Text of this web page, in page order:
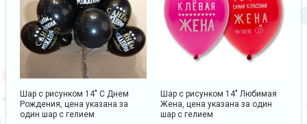
Шар с рисунком 14" С Днем
Рождения, цена указана за
один шар с гелием
Шар с рисунком 14" Любимая
Жена, цена указана за один
шар с гелием